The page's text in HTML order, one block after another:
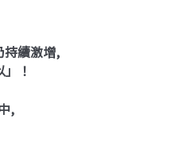
持續激增,
！
,